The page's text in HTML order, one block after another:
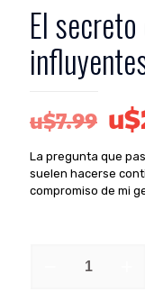
El
u$7.99 El
u$
La pregunta que
suelen hacerse
compromiso de mi